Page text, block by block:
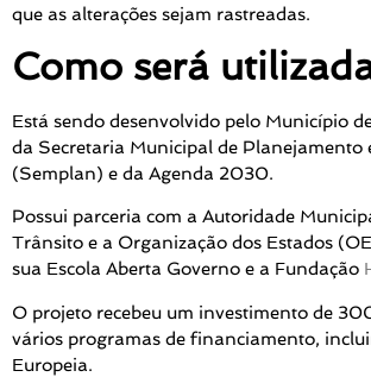
que as alterações sejam rastreadas.
Como será
Está sendo desenvolvido pelo Município
da Secretaria Municipal de Planejamento
(Semplan) e da Agenda 2030.
Possui parceria com a Autoridade
Trânsito e a Organização dos Estados
sua Escola Aberta Governo e a Fundação
O projeto recebeu um investimento de
vários programas de financiamento,
Europeia.